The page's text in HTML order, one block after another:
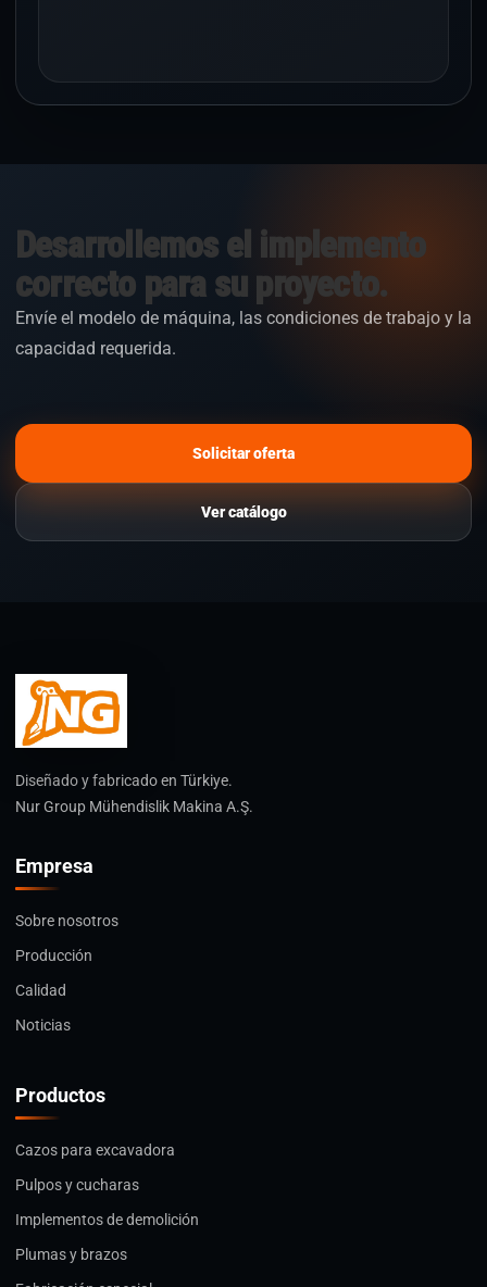
Desarrollemos el implemento
correcto para su proyecto.
Envíe el modelo de máquina, las condiciones de trabajo y la
capacidad requerida.
Solicitar oferta
Ver catálogo
Diseñado y fabricado en Türkiye.
Nur Group Mühendislik Makina A.Ş.
Empresa
Sobre nosotros
Producción
Calidad
Noticias
Productos
Cazos para excavadora
Pulpos y cucharas
Implementos de demolición
Plumas y brazos